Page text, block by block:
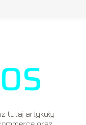
tutaj artykuły